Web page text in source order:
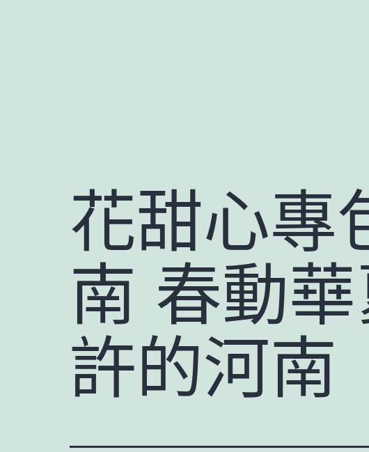
花甜心專
南 春動
許的河南